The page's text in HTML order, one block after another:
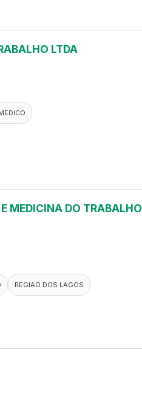
LTDA
MEDICINA DO TRABALHO
REGIAO DOS LAGOS